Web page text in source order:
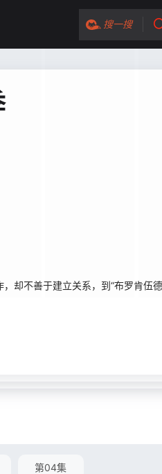
搜一搜
不善于建立关系，到“布罗肯伍
第04集